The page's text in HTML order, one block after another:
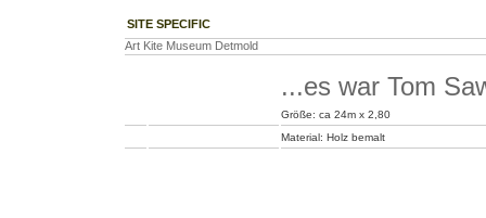
SITE SPECIFIC
Art Kite Museum Detmold
...es war Tom
Größe: ca 24m x 2,80
Material: Holz bemalt